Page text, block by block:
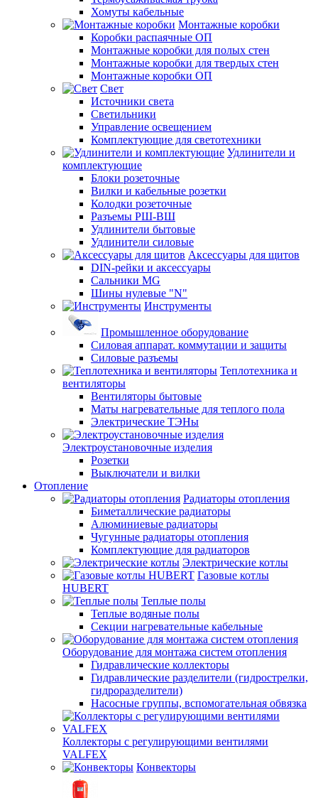
Хомуты кабельные
Монтажные коробки
Коробки распаячные ОП
Монтажные коробки для полых стен
Монтажные коробки для твердых стен
Монтажные коробки ОП
Свет
Источники света
Светильники
Управление освещением
Комплектующие для светотехники
Удлинители и
комплектующие
Блоки розеточные
Вилки и кабельные розетки
Колодки розеточные
Разъемы РШ-ВШ
Удлинители бытовые
Удлинители силовые
Аксессуары для щитов
DIN-рейки и аксессуары
Сальники MG
Шины нулевые "N"
Инструменты
Промышленное оборудование
Силовая аппарат. коммутации и защиты
Силовые разъемы
Теплотехника и
вентиляторы
Вентиляторы бытовые
Маты нагревательные для теплого пола
Электрические ТЭНы
Электроустановочные изделия
Розетки
Выключатели и вилки
Отопление
Радиаторы отопления
Биметаллические радиаторы
Алюминиевые радиаторы
Чугунные радиаторы отопления
Комплектующие для радиаторов
Электрические котлы
Газовые котлы
HUBERT
Теплые полы
Теплые водяные полы
Секции нагревательные кабельные
Оборудование для монтажа систем отопления
Гидравлические коллекторы
Гидравлические разделители (гидрострелки,
гидроразделители)
Насосные группы, вспомогательная обвязка
Коллекторы с регулирующими вентилями
VALFEX
Конвекторы